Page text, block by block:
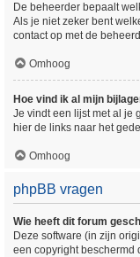
De beheerder bepaalt
Als je niet zeker bent
contact op met de
Omhoog
Hoe vind ik al mijn
Je vindt een lijst met al je
hier de links naar het
Omhoog
phpBB vragen
Wie heeft dit forum
Deze software (in zijn
een copyright beschermd